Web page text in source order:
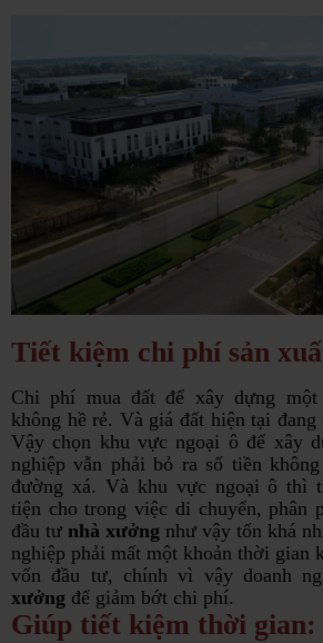
Tiết kiệm chi phí sản
Chi phí mua đất để xây dựng
không hề rẻ. Và giá đất hiện tại đang
Vậy chọn khu vực ngoại ô để xây
nghiệp vẫn phải bỏ ra số tiền
đường xá. Và khu vực ngoại ô thì
tiện cho trong việc di chuyển, phân
đầu tư nhà xưởng như vậy tốn khá
nghiệp phải mất một khoản thời gian
vốn đầu tư, chính vì vậy doanh
xưởng để giảm bớt chi phí.
Giúp tiết kiệm thời gian: